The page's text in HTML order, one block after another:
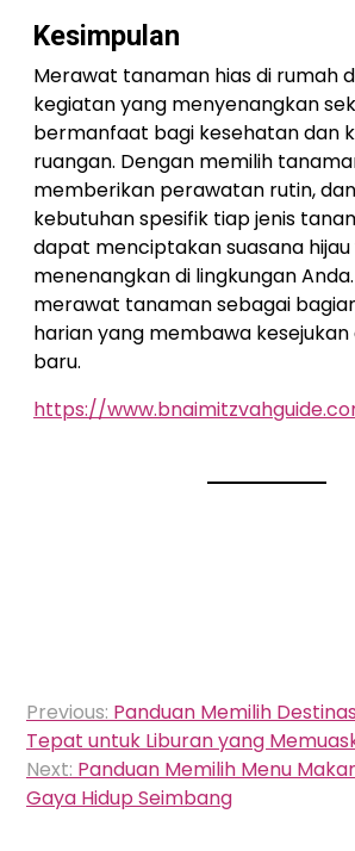
Kesimpulan
Merawat tanaman hias di rumah
kegiatan yang menyenangkan
bermanfaat bagi kesehatan dan
ruangan. Dengan memilih
memberikan perawatan rutin,
kebutuhan spesifik tiap jenis
dapat menciptakan suasana
menenangkan di lingkungan
merawat tanaman sebagai
harian yang membawa
baru.
https://
Post
navigation
Previous: Panduan Memilih
Tepat untuk Liburan yang
Next: Panduan Memilih Menu
Gaya Hidup Seimbang